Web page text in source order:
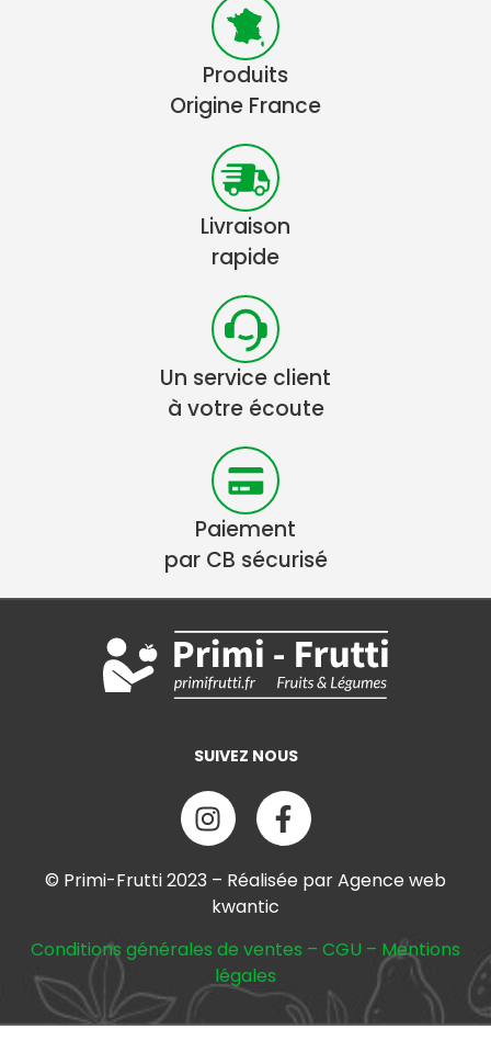
Produits
Origine France
Livraison
rapide
Un service client
à votre écoute
Paiement
par CB sécurisé
SUIVEZ NOUS
© Primi-Frutti 2023 – Réalisée par Agence web
kwantic
Conditions générales de ventes – CGU – Mentions
légales